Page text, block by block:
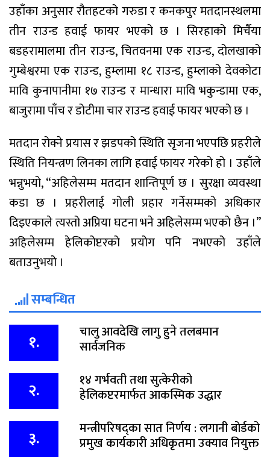
उहाँका अनुसार रौतहटको गरुडा र कनकपुर मतदानस्थलमा
तीन राउन्ड हवाई फायर भएको छ । सिरहाको मिर्चैया
बडहरामालमा तीन राउन्ड, चितवनमा एक राउन्ड, दोलखाको
गुम्बेश्वरमा एक राउन्ड, हुम्लामा १८ राउन्ड, हुम्लाको देवकोटा
मावि कुनापानीमा १७ राउन्ड र मान्धारा मावि भकुन्डामा एक,
बाजुरामा पाँच र डोटीमा चार राउन्ड हवाई फायर भएको छ ।
मतदान रोक्ने प्रयास र झडपको स्थिति सृजना भएपछि प्रहरीले
स्थिति नियन्त्रण लिनका लागि हवाई फायर गरेको हो । उहाँले
भन्नुभयो, “अहिलेसम्म मतदान शान्तिपूर्ण छ । सुरक्षा व्यवस्था
कडा छ । प्रहरीलाई गोली प्रहार गर्नेसम्मको अधिकार
दिइएकाले त्यस्तो अप्रिया घटना भने अहिलेसम्म भएको छैन ।”
अहिलेसम्म हेलिकोप्टरको प्रयोग पनि नभएको उहाँले
बताउनुभयो ।
सम्बन्धित
१. चालु आवदेखि लागु हुने तलबमान
सार्वजनिक
२. १४ गर्भवती तथा सुत्केरीको
हेलिकप्टरमार्फत आकस्मिक उद्धार
३. मन्त्रीपरिषद्का सात निर्णय : लगानी बोर्डको
प्रमुख कार्यकारी अधिकृतमा उक्याव नियुक्त